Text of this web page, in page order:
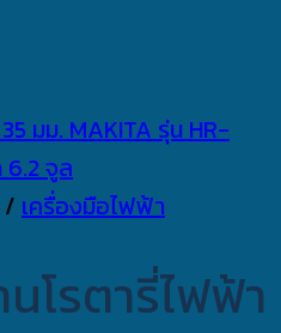
/ เครื่องมือไฟฟ้า
โรตารี่ไฟฟ้า